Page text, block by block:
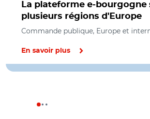
La plateforme e-bourgogne
plusieurs régions d'Europe
Commande publique, Europe et
En savoir plus